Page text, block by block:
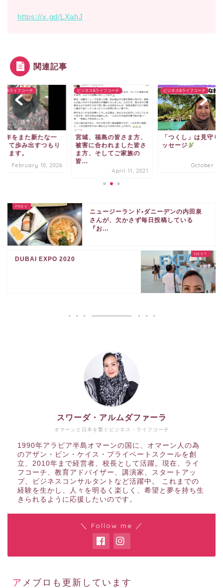
https://x.gd/LXahJ
関連記事
ス&ライフコーチ
年をまた新たな一
して歩み出すつもり
ます。
February 10, 2026
ビジネス&ライフコーチ
宮城、福島の皆さま方、
被害に合われました皆さ
ま方、そしてご家族の
皆...
April 11, 2021
ビジネス&ライフコーチ
「つくし」は見守り
ッセージ
October 5,
ニュージーランド•ダニーデンの内田泉
さんが、欠かさず毎日投稿している
『お...
DUBAI EXPO 2020
オマーンと日本を繋ぐビジネス・ライフコーチ
スワーダ・アルムダファーラ
1990年アラビア半島オマーンの国に、オマーン人の為
のアザン・ビン・ケイス・プライベートスクールを創
立、2010年まで経営者、校長として活躍。現在、ライ
フコーチ、教育アドバイザー、講演家、スタートアッ
プ、ビジネスコンサルタントなど活躍中。 これまでの
経験を生かし、人々を明るく楽しく、希望と夢を持ち生
きられるように応援したいのです。
＼ Follow me ／
アメブロも更新しています